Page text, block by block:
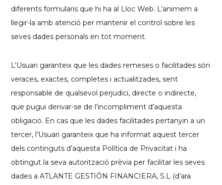
diferents formularis que hi ha al Lloc Web. L’animem a
llegir-la amb atenció per mantenir el control sobre les
seves dades personals en tot moment.
L’Usuari garanteix que les dades remeses o facilitades són
veraces, exactes, completes i actualitzades, sent
responsable de qualsevol perjudici, directe o indirecte,
que pugui derivar-se de l’incompliment d’aquesta
obligació. En cas que les dades facilitades pertanyin a un
tercer, l’Usuari garanteix que ha informat aquest tercer
dels continguts d’aquesta Política de Privacitat i ha
obtingut la seva autorització prèvia per facilitar les seves
dades a ATLANTE GESTIÓN FINANCIERA, S.L (d’ara